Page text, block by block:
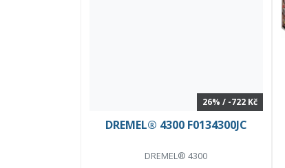
26% / -722 Kč
DREMEL® 4300 F0134300JC
DREMEL® 4300